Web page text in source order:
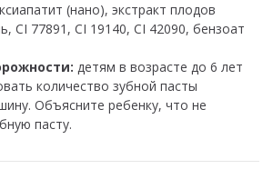
(нано), экстракт плодов
CI 77891, CI 19140, CI 42090, бензоат
детям в возрасте до 6 лет
количество зубной пасты
Объясните ребенку, что не
пасту.